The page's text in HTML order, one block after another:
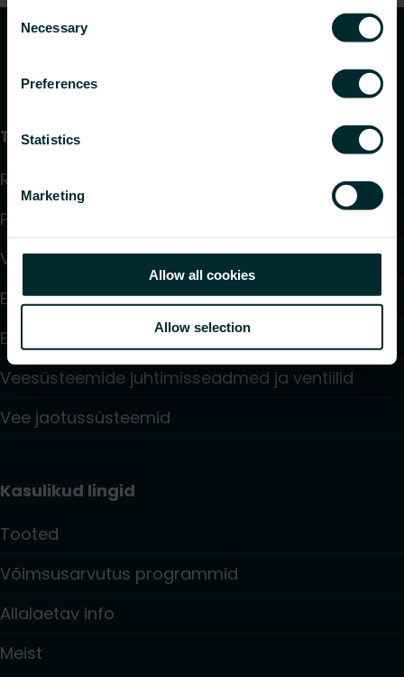
Consent
Selection
Necessary
Preferences
Statistics
Marketing
Allow all cookies
Allow selection
Tooted
Radiaatorid ja vannitoaradiaatorid
Põrandaküte ja jahutus
Ventilaatoriga konvektorid
Elektriküte
Elektroonilised juhtimisseadmed
Veesüsteemide juhtimisseadmed ja ventiilid
Vee jaotussüsteemid
Kasulikud lingid
Tooted
Võimsusarvutus programmid
Allalaetav info
Meist